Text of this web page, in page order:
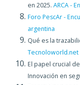
en 2025. ARCA -
Foro PescAr -
argentina
Qué es la
Tecnoloworld.net
El papel crucial
Innovación en